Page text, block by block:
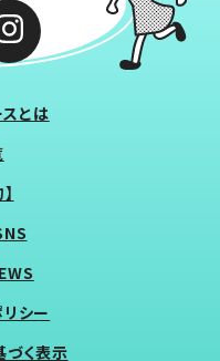
とは
シー
く表示